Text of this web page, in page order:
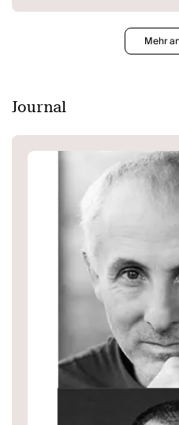
so Blöde Wolke, würde auf
mehr mit "ja" antworten -
Bräustüberl, weil dort sowieso
gegenübersitzend sprudelt es
spielerisch und genauso
einmal sind. Und Ich antwortet
schweigen. Am Ende reicht ein
Geschichte zu erzählen.
Achternbusch reichen bei
den gesamten Kosmos eines
tiefgründig, ironisch, substantiell.
Mehr
Journal